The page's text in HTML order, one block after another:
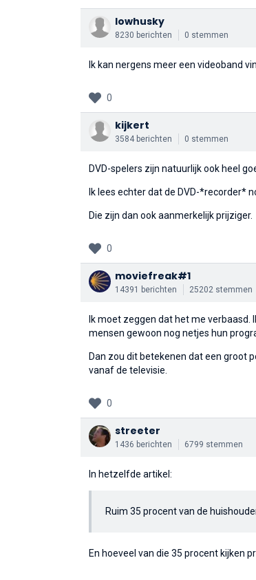
lowhusky
8230 berichten 0 stemmen
Ik kan nergens meer een videoband
0
kijkert
3584 berichten 0 stemmen
DVD-spelers zijn natuurlijk ook heel
Ik lees echter dat de DVD-*recorder*
Die zijn dan ook aanmerkelijk prijziger.
0
moviefreak#1
14391 berichten 25202 stemmen
Ik moet zeggen dat het me
mensen gewoon nog netjes hun
Dan zou dit betekenen dat een groot
vanaf de televisie.
0
streeter
1436 berichten 6799 stemmen
In hetzelfde artikel:
Ruim 35 procent van de
En hoeveel van die 35 procent kijken